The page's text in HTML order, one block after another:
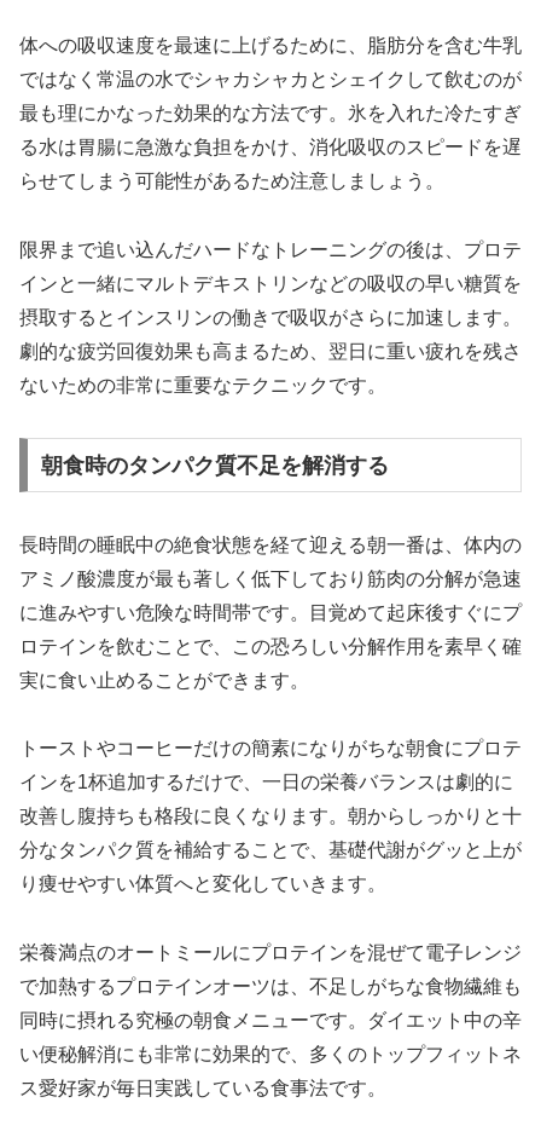
体への吸収速度を最速に上げるために、脂肪分を含む牛乳
ではなく常温の水でシャカシャカとシェイクして飲むのが
最も理にかなった効果的な方法です。氷を入れた冷たすぎ
る水は胃腸に急激な負担をかけ、消化吸収のスピードを遅
らせてしまう可能性があるため注意しましょう。
限界まで追い込んだハードなトレーニングの後は、プロテ
インと一緒にマルトデキストリンなどの吸収の早い糖質を
摂取するとインスリンの働きで吸収がさらに加速します。
劇的な疲労回復効果も高まるため、翌日に重い疲れを残さ
ないための非常に重要なテクニックです。
朝食時のタンパク質不足を解消する
長時間の睡眠中の絶食状態を経て迎える朝一番は、体内の
アミノ酸濃度が最も著しく低下しており筋肉の分解が急速
に進みやすい危険な時間帯です。目覚めて起床後すぐにプ
ロテインを飲むことで、この恐ろしい分解作用を素早く確
実に食い止めることができます。
トーストやコーヒーだけの簡素になりがちな朝食にプロテ
インを1杯追加するだけで、一日の栄養バランスは劇的に
改善し腹持ちも格段に良くなります。朝からしっかりと十
分なタンパク質を補給することで、基礎代謝がグッと上が
り痩せやすい体質へと変化していきます。
栄養満点のオートミールにプロテインを混ぜて電子レンジ
で加熱するプロテインオーツは、不足しがちな食物繊維も
同時に摂れる究極の朝食メニューです。ダイエット中の辛
い便秘解消にも非常に効果的で、多くのトップフィットネ
ス愛好家が毎日実践している食事法です。